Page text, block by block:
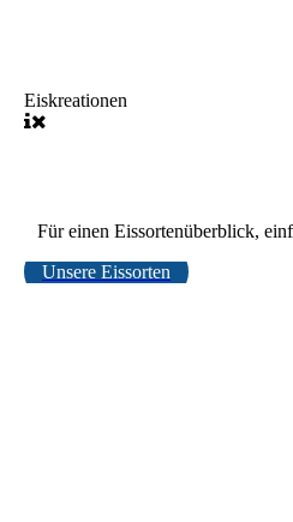
Eiskreationen
Für einen Eissortenüberblick,
Unsere Eissorten